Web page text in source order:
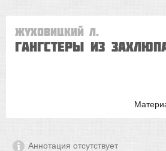
Жуховицкий Л.
Гангстеры из
Аннотация отсутствует